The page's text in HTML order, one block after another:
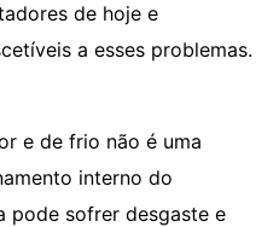
de hoje e
a esses problemas.
e de frio não é uma
interno do
pode sofrer desgaste e